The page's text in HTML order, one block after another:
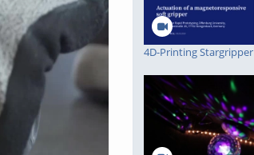
4D-Printing Stargripper